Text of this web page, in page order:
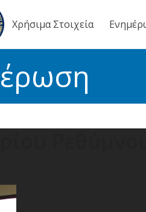
Χρήσιμα Στοιχεία